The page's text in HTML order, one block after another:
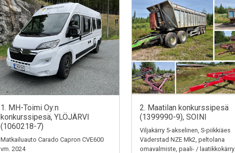
1. MH-Toimi Oy:n
konkurssipesä, YLÖJÄRVI
(1060218-7)
Matkailuauto Carado Capron CVE600
vm. 2024
2. Maatilan konkurssipesä
(1399990-9), SOINI
Viljakärry 5-akselinen, S-piikkiäes
Väderstad NZE Mk2, peltolana
omavalmiste, paali- / laatikkokärry